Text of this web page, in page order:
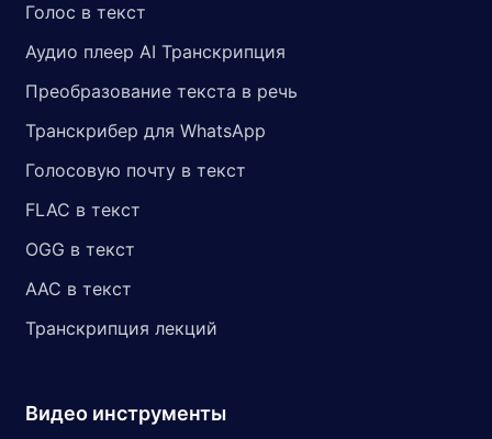
Голос в текст
Аудио плеер AI Транскрипция
Преобразование текста в речь
Транскрибер для WhatsApp
Голосовую почту в текст
FLAC в текст
OGG в текст
AAC в текст
Транскрипция лекций
Видео инструменты